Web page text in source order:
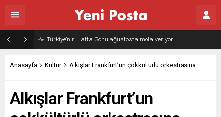
Gazze’nin geleceği: Teknokratik kontrol mü, kolonializm mi?
Anasayfa Kültür Alkışlar Frankfurt’un çokkültürlü orkestrasına
Alkışlar Frankfurt’un